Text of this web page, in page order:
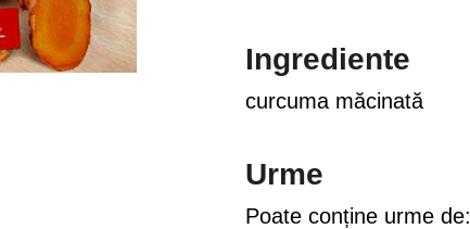
Ingrediente
curcuma măcinată
Urme
Poate conține urme de: